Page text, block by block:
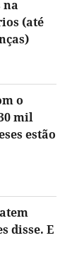
na
(até
o
mil
estão
disse. E